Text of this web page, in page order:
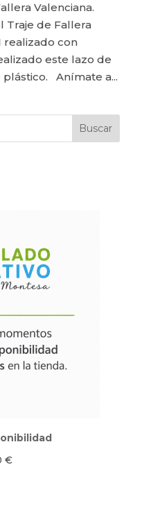
Valenciana.
de Fallera
realizado con
este lazo de
Anímate a...
€